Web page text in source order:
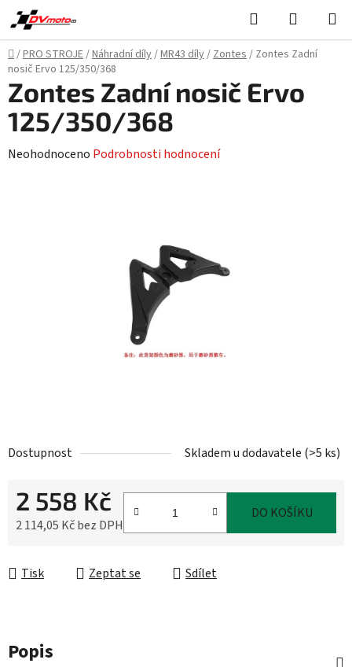
Přejít
na
obsah
Hledat
KOŠÍK
Domů
/PRO STROJE/Náhradní díly/MR43 díly/Zontes/ Zontes Zadní
nosič Ervo 125/350/368
Dostupnost Skladem u dodavatele (>5 ks)
2 558 Kč
2 114,05 Kč bez DPH
DO KOŠÍKU
Tisk Zeptat se Sdílet
Zontes Zadní nosič Ervo
125/350/368
Průměrné
Neohodnoceno Podrobnosti hodnocení
Popis